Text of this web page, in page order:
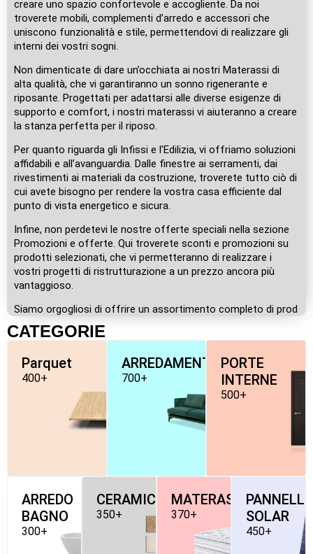
creare uno spazio confortevole e accogliente. Da noi
troverete mobili, complementi d’arredo e accessori che
uniscono funzionalità e stile, permettendovi di realizzare gli
interni dei vostri sogni.
Non dimenticate di dare un’occhiata ai nostri Materassi di
alta qualità, che vi garantiranno un sonno rigenerante e
riposante. Progettati per adattarsi alle diverse esigenze di
supporto e comfort, i nostri materassi vi aiuteranno a creare
la stanza perfetta per il riposo.
Per quanto riguarda gli Infissi e l’Edilizia, vi offriamo soluzioni
affidabili e all’avanguardia. Dalle finestre ai serramenti, dai
rivestimenti ai materiali da costruzione, troverete tutto ciò di
cui avete bisogno per rendere la vostra casa efficiente dal
punto di vista energetico e sicura.
Infine, non perdetevi le nostre offerte speciali nella sezione
Promozioni e offerte. Qui troverete sconti e promozioni su
prodotti selezionati, che vi permetteranno di realizzare i
vostri progetti di ristrutturazione a un prezzo ancora più
vantaggioso.
Siamo orgogliosi di offrire un assortimento completo di prod
CATEGORIE
Parquet
400+
ARREDAMENTO
700+
PORTE
INTERNE
500+
ARREDO
BAGNO
300+
CERAMICHE
350+
MATERASSI
370+
PANNELLI-
SOLAR
450+